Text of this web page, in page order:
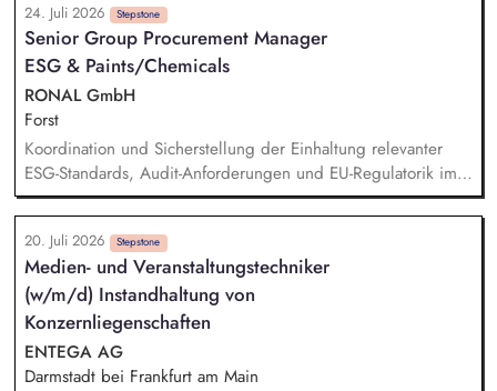
Kommunikationsmaterialien sowie Websitepflege und -
weiterentwicklung. Unterstützung bei der Vorbereitung und
Durchführung von Workshops und Fachveranstaltungen
(online und in Präsenz). Recherchetätigkeiten und Erstellung
sowie Pflege von thematischen Übersichten und
Datenbanken.
24. Juli 2026 Stepstone
Senior Group Procurement Manager
ESG & Paints/Chemicals
RONAL GmbH
Forst
Koordination und Sicherstellung der Einhaltung relevanter
ESG-Standards, Audit-Anforderungen und EU-Regulatorik im
Einkauf. Prüfung von Nachhaltigkeitsunterlagen, Zertifikaten
und Audit-Ergebnissen. Aufbau und Weiterentwicklung von
ESG-KPIs, Reportingstrukturen sowie Prozessen und
Systemen. Entwicklung und Umsetzung von Warengruppen-
und Lieferantenstrategien. Supply Chain Risikomanagement
inklusive Monitoring kritischer Rohstoffe, Kapazitäten,
Transportwege und Markttrends.
20. Juli 2026 Stepstone
Medien- und Veranstaltungstechniker
(w/m/d) Instandhaltung von
Konzernliegenschaften
ENTEGA AG
Darmstadt bei Frankfurt am Main